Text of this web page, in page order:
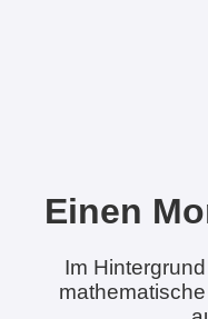
Einen
Im